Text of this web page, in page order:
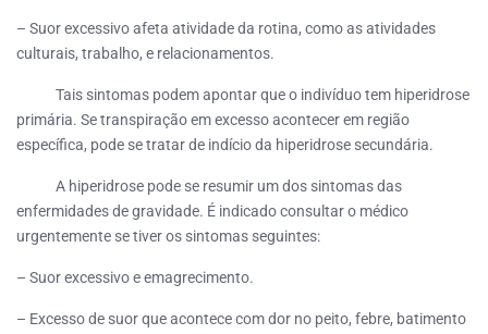
– Suor excessivo afeta atividade da rotina, como as atividades
culturais, trabalho, e relacionamentos.
Tais sintomas podem apontar que o indivíduo tem hiperidrose
primária. Se transpiração em excesso acontecer em região
específica, pode se tratar de indício da hiperidrose secundária.
A hiperidrose pode se resumir um dos sintomas das
enfermidades de gravidade. É indicado consultar o médico
urgentemente se tiver os sintomas seguintes:
– Suor excessivo e emagrecimento.
– Excesso de suor que acontece com dor no peito, febre, batimento